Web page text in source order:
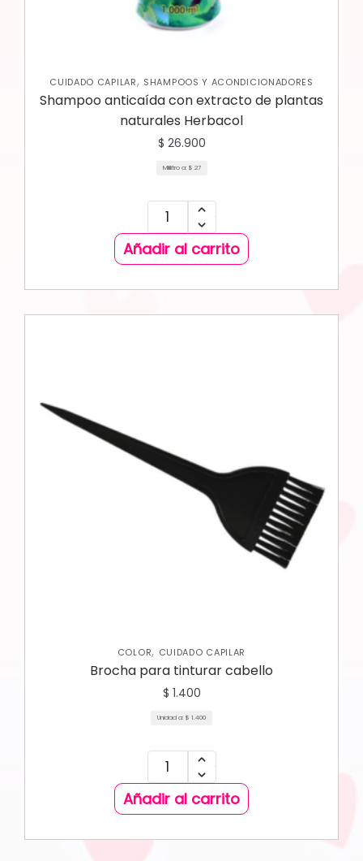
CUIDADO CAPILAR, SHAMPOOS Y ACONDICIONADORES
Shampoo anticaída con extracto de plantas
naturales Herbacol
$ 26.900
Mililitro a: $ 27
Añadir al carrito
COLOR, CUIDADO CAPILAR
Brocha para tinturar cabello
$ 1.400
Unidad a: $ 1.400
Añadir al carrito